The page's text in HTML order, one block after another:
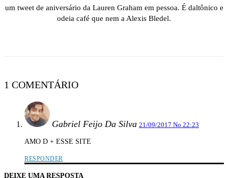
um tweet de aniversário da Lauren Graham em pessoa. É daltônico e
odeia café que nem a Alexis Bledel.
1 COMENTÁRIO
Gabriel Feijo Da Silva 21/09/2017 No 22:23
AMO D + ESSE SITE
RESPONDER
DEIXE UMA RESPOSTA